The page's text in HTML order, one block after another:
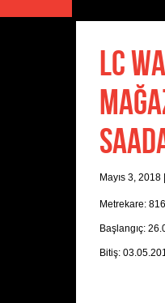
LC
Mayıs 3, 2018
Metrekare:
Başlangıç:
Bitiş: